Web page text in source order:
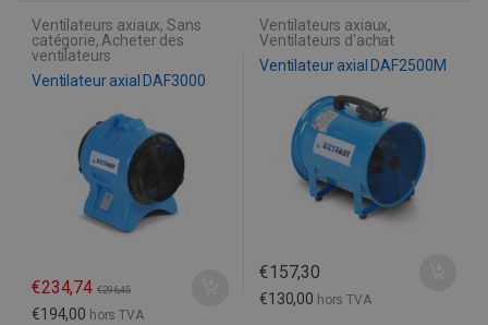
Ventilateurs axiaux,Sans
catégorie, Acheter des
ventilateurs
Ventilateur axial DAF3000
€234,74 €296,45
€194,00 hors TVA
Ventilateurs axiaux,
Ventilateurs d'achat
Ventilateur axial DAF2500M
€157,30
€130,00 hors TVA